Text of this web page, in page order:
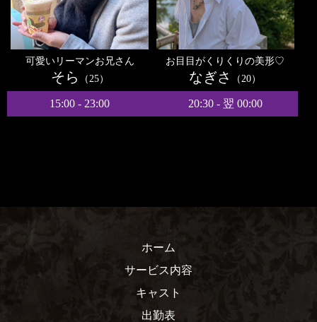
可愛いリーマンお兄さん
そら （25）
15:00 - 23:00
お目目がくりくりの美形♡
なぎさ （20）
20:30 - 翌 00:00
ホーム
サービス内容
キャスト
出勤表